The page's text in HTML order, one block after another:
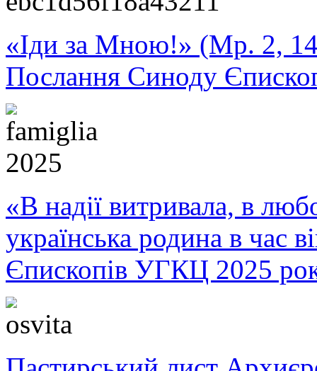
«Іди за Мною!» (Мр. 2,
Послання Синоду
«В надії витривала, в
українська родина в час
Єпископів УГКЦ 2025